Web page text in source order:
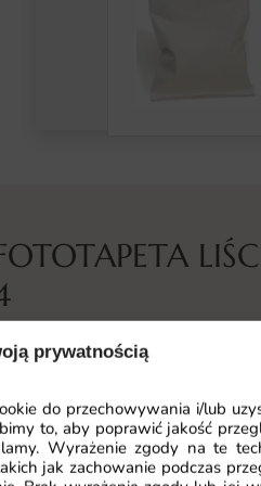
prywatnością
do przechowywania i/lub
to, aby poprawić jakość
Wyrażenie zgody na te
jak zachowanie podczas
przedstawia ta fototapeta
Fototapeta Liście Tropikalne to
aranżacji. Kompozycja
wnętrza.